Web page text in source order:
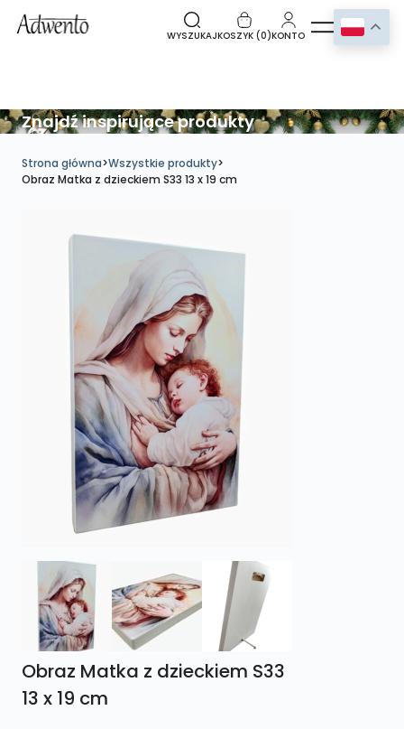
WYSZUKAJKOSZYK (0)KONTO
Znajdź inspirujące produkty
Strona główna>Wszystkie produkty>
Obraz Matka z dzieckiem S33 13 x 19 cm
Obraz Matka z dzieckiem S33
13 x 19 cm